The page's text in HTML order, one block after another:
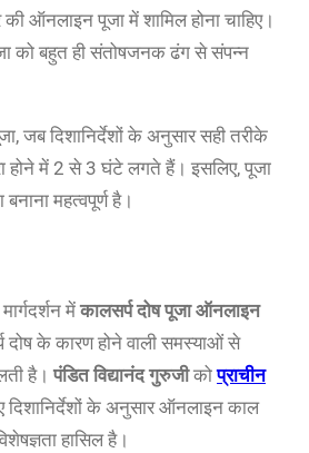
ऑनलाइन पूजा में शामिल होना चाहिए।
को बहुत ही संतोषजनक ढंग से संपन्न
जब दिशानिर्देशों के अनुसार सही तरीके
होने में 2 से 3 घंटे लगते हैं। इसलिए, पूजा
महत्वपूर्ण है।
मेंकालसर्प दोष पूजा ऑनलाइन
के कारण होने वाली समस्याओं से
है।पंडित विद्यानंद गुरुजीकोप्राचीन
दिशानिर्देशों के अनुसार ऑनलाइन काल
हासिल है।